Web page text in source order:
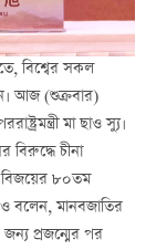
বিশ্বের সকল
আজ (শুক্রবার)
মা ছাও স্যু।
বিরুদ্ধে চীনা
বিজয়ের ৮০তম
বলেন, মানবজাতির
প্রজন্মের পর